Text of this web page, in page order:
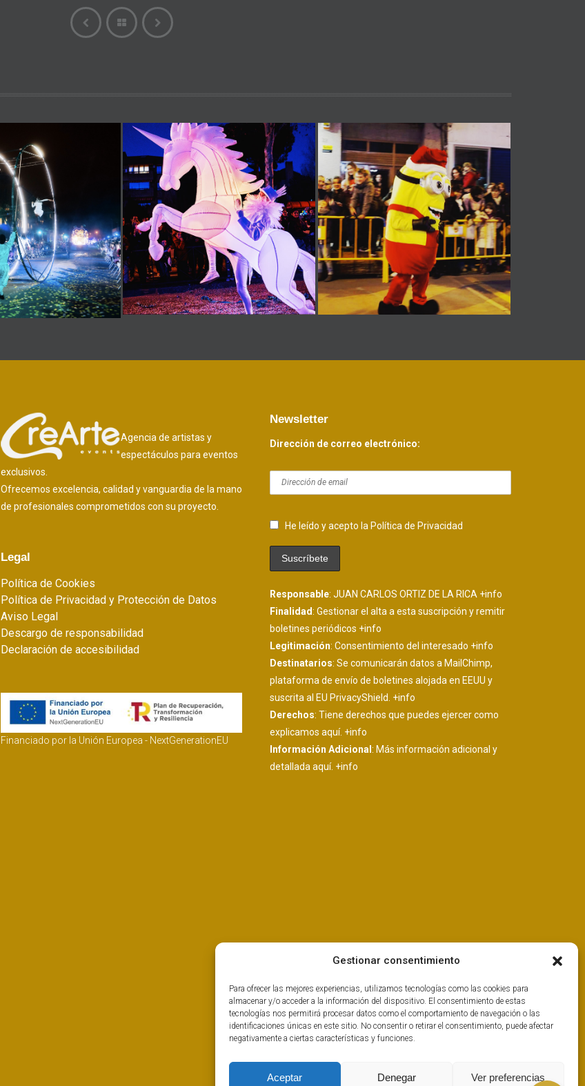
Gestionar consentimiento
Para ofrecer las mejores experiencias, utilizamos tecnologías como las cookies para
almacenar y/o acceder a la información del dispositivo. El consentimiento de estas
tecnologías nos permitirá procesar datos como el comportamiento de navegación o las
identificaciones únicas en este sitio. No consentir o retirar el consentimiento, puede afectar
negativamente a ciertas características y funciones.
Aceptar Denegar Ver preferencias
Agencia de artistas y
espectáculos para eventos
exclusivos.
Ofrecemos excelencia, calidad y vanguardia de la mano
de profesionales comprometidos con su proyecto.
Legal
Política de Cookies
Política de Privacidad y Protección de Datos
Aviso Legal
Descargo de responsabilidad
Declaración de accesibilidad
Financiado por la Unión Europea - NextGenerationEU
Newsletter
Dirección de correo electrónico:
He leído y acepto la Política de Privacidad
Responsable: JUAN CARLOS ORTIZ DE LA RICA +info
Finalidad: Gestionar el alta a esta suscripción y remitir
boletines periódicos +info
Legitimación: Consentimiento del interesado +info
Destinatarios: Se comunicarán datos a MailChimp,
plataforma de envío de boletines alojada en EEUU y
suscrita al EU PrivacyShield. +info
Derechos: Tiene derechos que puedes ejercer como
explicamos aquí. +info
Información Adicional : Más información adicional y
detallada aquí. +info